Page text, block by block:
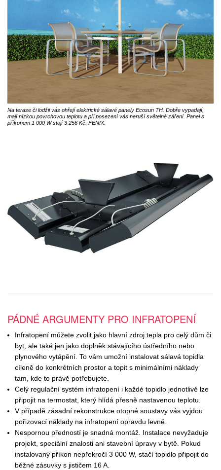
Na terase či lodžii vás ohřejí elektrické sálavé panely Ecosun TH. Dobře vypadají,
mají nízkou povrchovou teplotu a při posezení vás neruší světelné záření. Panel s
příkonem 1 000 W stojí 3 256 Kč. FENIX.
PÁDNÉ ARGUMENTY PRO INFRATOPENÍ
Infratopení můžete zvolit jako hlavní zdroj tepla pro celý dům či
byt, ale také jen jako doplněk stávajícího ústředního nebo
plynového vytápění. To vám umožní instalovat sálavá topidla
cíleně do konkrétních prostor a topit s minimálními náklady
tam, kde to právě potřebujete.
Celý regulační systém infratopení i každé topidlo jednotlivě lze
připojit na termostat, který hlídá přesně nastavenou teplotu.
V případě zásadní rekonstrukce otopné soustavy vás vyjdou
pořizovací náklady na infratopení opravdu levně.
Nespornou předností je snadná montáž. Instalace nevyžaduje
projekt, speciální znalosti ani stavební úpravy v bytě. Pokud
instalovaný příkon nepřekročí 3 000 W, stačí topidlo připojit do
běžné zásuvky s jističem 16 A.